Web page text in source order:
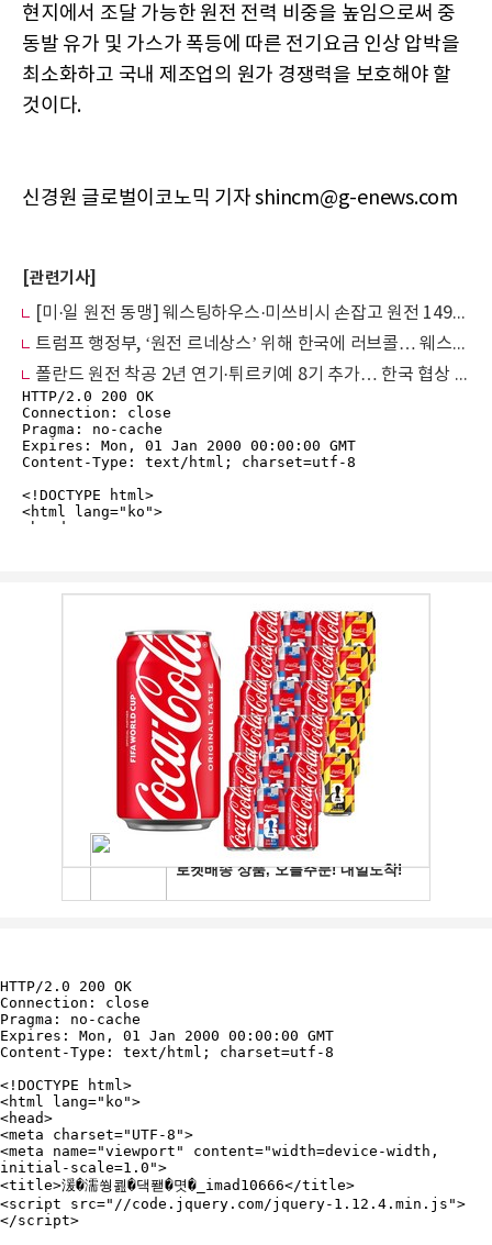
현지에서 조달 가능한 원전 전력 비중을 높임으로써 중
동발 유가 및 가스가 폭등에 따른 전기요금 인상 압박을
최소화하고 국내 제조업의 원가 경쟁력을 보호해야 할
것이다.
신경원 글로벌이코노믹 기자 shincm@g-enews.com
[관련기사]
[미·일 원전 동맹] 웨스팅하우스·미쓰비시 손잡고 원전 149조 원 베팅… 한국은 어디에
트럼프 행정부, ‘원전 르네상스’ 위해 한국에 러브콜… 웨스팅하우스 독점 깨지나
폴란드 원전 착공 2년 연기·튀르키예 8기 추가… 한국 협상 참여